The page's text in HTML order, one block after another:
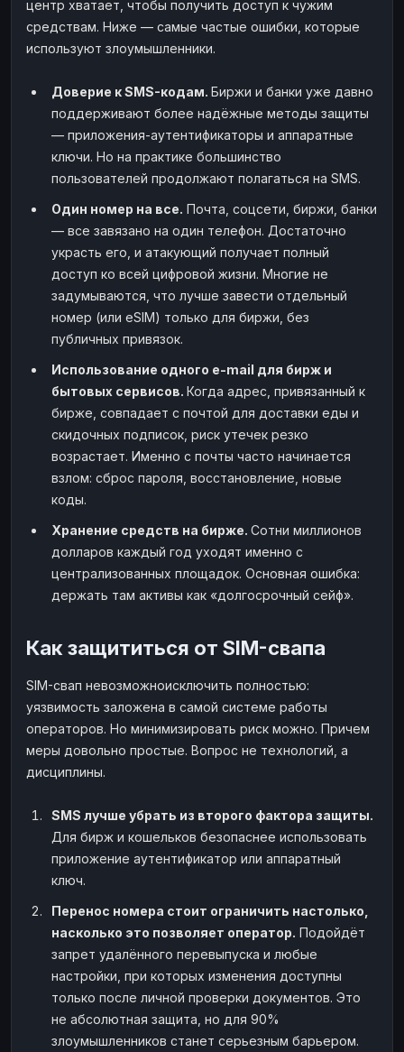
центр хватает, чтобы получить доступ к чужим
средствам. Ниже — самые частые ошибки, которые
используют злоумышленники.
Доверие к SMS-кодам. Биржи и банки уже давно
поддерживают более надёжные методы защиты
— приложения-аутентификаторы и аппаратные
ключи. Но на практике большинство
пользователей продолжают полагаться на SMS.
Один номер на все. Почта, соцсети, биржи, банки
— все завязано на один телефон. Достаточно
украсть его, и атакующий получает полный
доступ ко всей цифровой жизни. Многие не
задумываются, что лучше завести отдельный
номер (или eSIM) только для биржи, без
публичных привязок.
Использование одного e-mail для бирж и
бытовых сервисов. Когда адрес, привязанный к
бирже, совпадает с почтой для доставки еды и
скидочных подписок, риск утечек резко
возрастает. Именно с почты часто начинается
взлом: сброс пароля, восстановление, новые
коды.
Хранение средств на бирже. Сотни миллионов
долларов каждый год уходят именно с
централизованных площадок. Основная ошибка:
держать там активы как «долгосрочный сейф».
Как защититься от SIM-свапа
SIM-свап невозможноисключить полностью:
уязвимость заложена в самой системе работы
операторов. Но минимизировать риск можно. Причем
меры довольно простые. Вопрос не технологий, а
дисциплины.
SMS лучше убрать из второго фактора защиты.
Для бирж и кошельков безопаснее использовать
приложение аутентификатор или аппаратный
ключ.
Перенос номера стоит ограничить настолько,
насколько это позволяет оператор. Подойдёт
запрет удалённого перевыпуска и любые
настройки, при которых изменения доступны
только после личной проверки документов. Это
не абсолютная защита, но для 90%
злоумышленников станет серьезным барьером.